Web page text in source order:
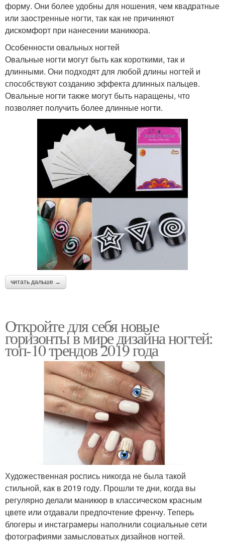
форму. Они более удобны для ношения, чем квадратные
или заостренные ногти, так как не причиняют
дискомфорт при нанесении маникюра.
Особенности овальных ногтей
Овальные ногти могут быть как короткими, так и
длинными. Они подходят для любой длины ногтей и
способствуют созданию эффекта длинных пальцев.
Овальные ногти также могут быть наращены, что
позволяет получить более длинные ногти.
читать дальше →
Откройте для себя новые
горизонты в мире дизайна ногтей:
топ-10 трендов 2019 года
Художественная роспись никогда не была такой
стильной, как в 2019 году. Прошли те дни, когда вы
регулярно делали маникюр в классическом красным
цвете или отдавали предпочтение френчу. Теперь
блогеры и инстаграмеры наполнили социальные сети
фотографиями замысловатых дизайнов ногтей.